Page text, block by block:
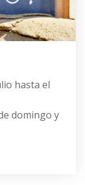
hasta el
domingo y